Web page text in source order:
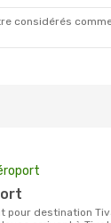
considérés